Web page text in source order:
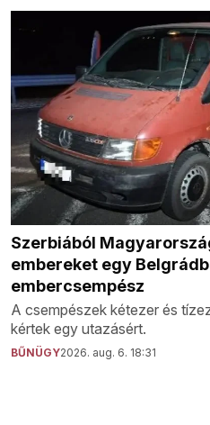
Szerbiából
embereket egy
embercsempész
A csempészek kétezer és
kértek egy utazásért.
BŰNÜGY2026. aug. 6. 18:31